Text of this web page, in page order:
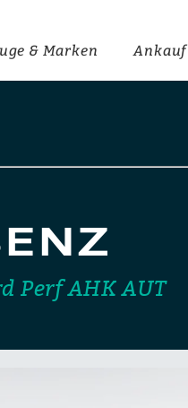
& Marken Ankauf
Perf AHK AUT